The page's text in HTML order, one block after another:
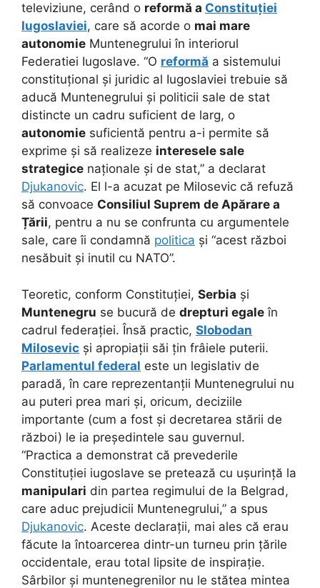
televiziune, cerând o reformă a Constituției
Iugoslaviei, care să acorde o mai mare
autonomie Muntenegrului în interiorul
Federatiei Iugoslave. “O reformă a sistemului
constituțional și juridic al Iugoslaviei trebuie să
aducă Muntenegrului și politicii sale de stat
distincte un cadru suficient de larg, o
autonomie suficientă pentru a-i permite să
exprime și să realizeze interesele sale
strategice naționale și de stat,” a declarat
Djukanovic. El l-a acuzat pe Milosevic că refuză
să convoace Consiliul Suprem de Apărare a
Țării, pentru a nu se confrunta cu argumentele
sale, care îi condamnă politica și “acest război
nesăbuit și inutil cu NATO”.
Teoretic, conform Constituției, Serbia și
Muntenegru se bucură de drepturi egale în
cadrul federației. Însă practic, Slobodan
Milosevic și apropiații săi țin frâiele puterii.
Parlamentul federal este un legislativ de
paradă, în care reprezentanții Muntenegrului nu
au puteri prea mari și, oricum, deciziile
importante (cum a fost și decretarea stării de
război) le ia președintele sau guvernul.
“Practica a demonstrat că prevederile
Constituției iugoslave se pretează cu ușurință la
manipulari din partea regimului de la Belgrad,
care aduc prejudicii Muntenegrului,” a spus
Djukanovic. Aceste declarații, mai ales că erau
făcute la întoarcerea dintr-un turneu prin țările
occidentale, erau total lipsite de inspirație.
Sârbilor și muntenegrenilor nu le stătea mintea